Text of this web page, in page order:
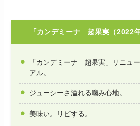
「カンデミーナ 超果実（2022
「カンデミーナ 超果実」リニュー
アル。
ジューシーさ溢れる噛み心地。
美味い。リピする。